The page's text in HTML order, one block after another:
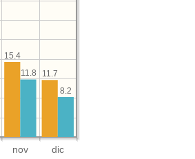
nov dic
11.7
15.4
8.2
11.8